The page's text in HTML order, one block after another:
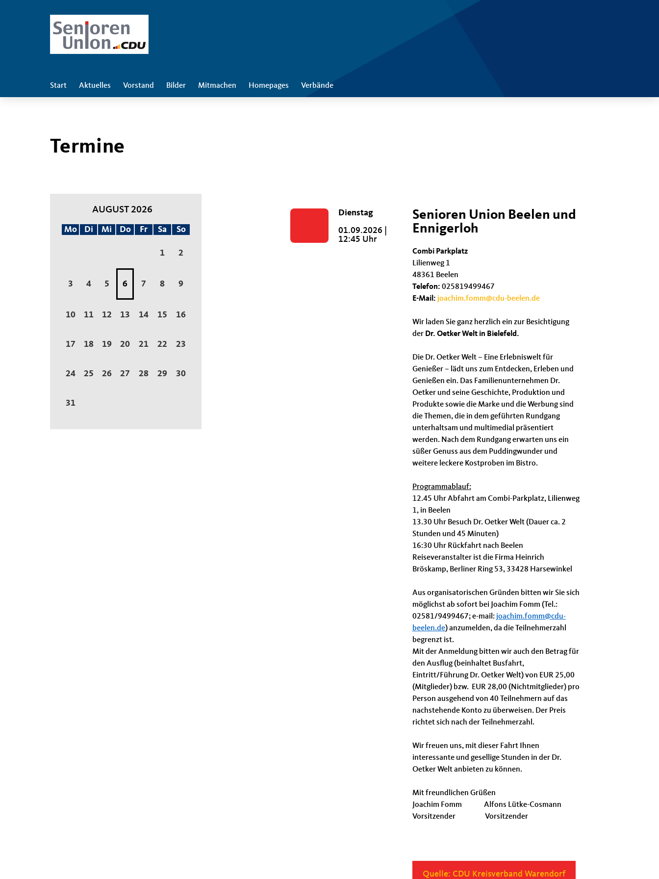
Start Aktuelles Vorstand Bilder Mitmachen Homepages Verbände
Termine
AUGUST 2026
Mo Di Mi Do Fr Sa So
1 2
3 4 5 6 7 8 9
10 11 12 13 14 15 16
17 18 19 20 21 22 23
24 25 26 27 28 29 30
31
Dienstag
01.09.2026 |
12:45 Uhr
Senioren Union Beelen und
Ennigerloh
Combi Parkplatz
Lilienweg 1
48361 Beelen
Telefon: 025819499467
E-Mail: joachim.fomm@cdu-beelen.de
Wir laden Sie ganz herzlich ein zur Besichtigung
der Dr. Oetker Welt in Bielefeld.
Die Dr. Oetker Welt – Eine Erlebniswelt für
Genießer – lädt uns zum Entdecken, Erleben und
Genießen ein. Das Familienunternehmen Dr.
Oetker und seine Geschichte, Produktion und
Produkte sowie die Marke und die Werbung sind
die Themen, die in dem geführten Rundgang
unterhaltsam und multimedial präsentiert
werden. Nach dem Rundgang erwarten uns ein
süßer Genuss aus dem Puddingwunder und
weitere leckere Kostproben im Bistro.
Programmablauf:
12.45 Uhr Abfahrt am Combi-Parkplatz, Lilienweg
1, in Beelen
13.30 Uhr Besuch Dr. Oetker Welt (Dauer ca. 2
Stunden und 45 Minuten)
16:30 Uhr Rückfahrt nach Beelen
Reiseveranstalter ist die Firma Heinrich
Bröskamp, Berliner Ring 53, 33428 Harsewinkel
Aus organisatorischen Gründen bitten wir Sie sich
möglichst ab sofort bei Joachim Fomm (Tel.:
02581/9499467; e-mail: joachim.fomm@cdu-
beelen.de) anzumelden, da die Teilnehmerzahl
begrenzt ist.
Mit der Anmeldung bitten wir auch den Betrag für
den Ausflug (beinhaltet Busfahrt,
Eintritt/Führung Dr. Oetker Welt) von EUR 25,00
(Mitglieder) bzw. EUR 28,00 (Nichtmitglieder) pro
Person ausgehend von 40 Teilnehmern auf das
nachstehende Konto zu überweisen. Der Preis
richtet sich nach der Teilnehmerzahl.
Wir freuen uns, mit dieser Fahrt Ihnen
interessante und gesellige Stunden in der Dr.
Oetker Welt anbieten zu können.
Mit freundlichen Grüßen
Joachim Fomm Alfons Lütke-Cosmann
Vorsitzender Vorsitzender
Quelle: CDU Kreisverband Warendorf